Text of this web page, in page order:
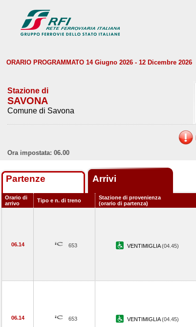
ORARIO PROGRAMMATO 14 Giugno 2026 - 12 Dicembre 2026
Stazione di
SAVONA
Comune di Savona
Ora impostata: 06.00
Partenze Arrivi
Orario di
arrivo
Tipo e n. di treno
Stazione di provenienza
(orario di partenza)
06.14 653 VENTIMIGLIA(04.45)
06.14 653 VENTIMIGLIA(04.45)